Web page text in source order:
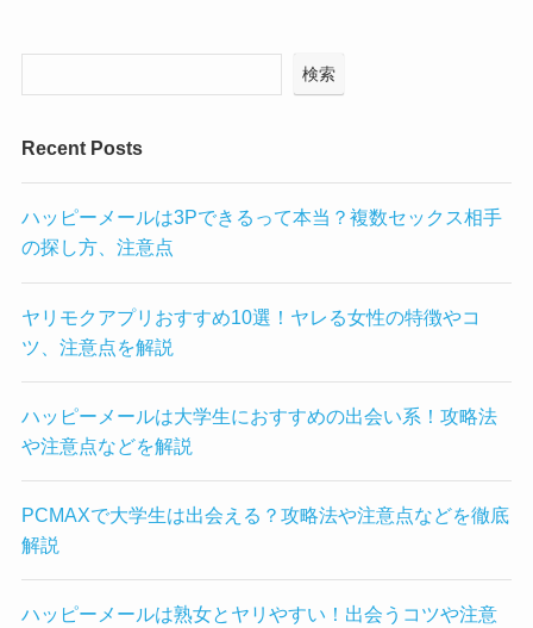
検索
Recent Posts
ハッピーメールは3Pできるって本当？複数セックス相手
の探し方、注意点
ヤリモクアプリおすすめ10選！ヤレる女性の特徴やコ
ツ、注意点を解説
ハッピーメールは大学生におすすめの出会い系！攻略法
や注意点などを解説
PCMAXで大学生は出会える？攻略法や注意点などを徹底
解説
ハッピーメールは熟女とヤリやすい！出会うコツや注意